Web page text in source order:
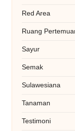
Red Area
Ruang
Sayur
Semak
Sulawesiana
Tanaman
Testimoni